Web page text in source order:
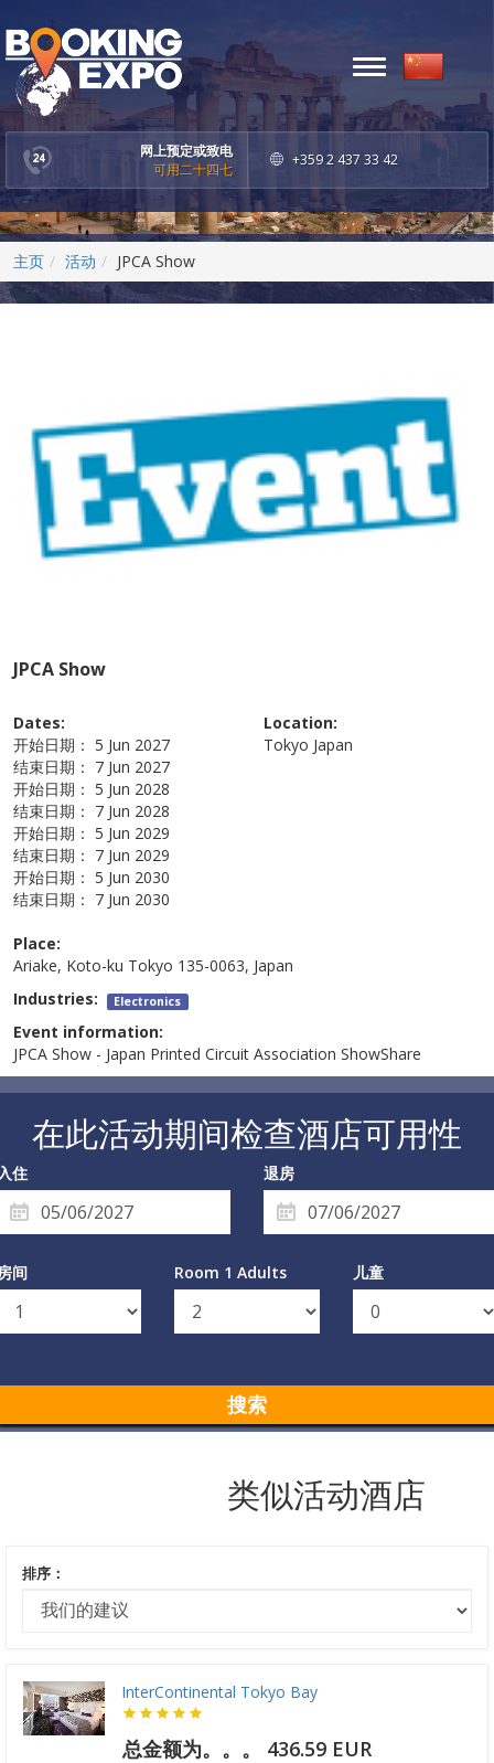
网上预定或致电
可用二十四七
+359 2 437 33 42
Toggle
主页 活动 JPCA Show
JPCA Show
Dates:
开始日期： 5 Jun 2027
结束日期： 7 Jun 2027
开始日期： 5 Jun 2028
结束日期： 7 Jun 2028
开始日期： 5 Jun 2029
结束日期： 7 Jun 2029
开始日期： 5 Jun 2030
结束日期： 7 Jun 2030
Location:
Tokyo Japan
Place:
Ariake, Koto-ku Tokyo 135-0063, Japan
Industries: Electronics
Event information:
JPCA Show - Japan Printed Circuit Association ShowShare
在此活动期间检查酒店可用性
住 退房
间 Room 1 Adults 儿童
搜索
类似活动酒店
排序：
InterContinental Tokyo Bay
总金额为。。。 436.59 EUR